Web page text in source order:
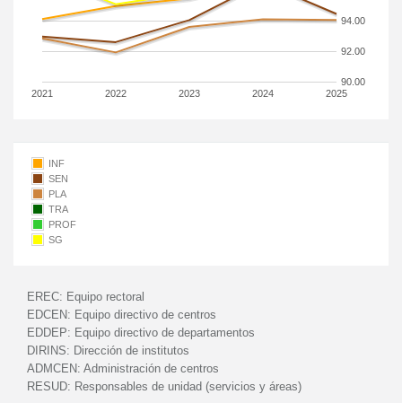
2021 2022 2023 2024 2025
90.00
92.00
94.00
INF
SEN
PLA
TRA
PROF
SG
EREC: Equipo rectoral
EDCEN: Equipo directivo de centros
EDDEP: Equipo directivo de departamentos
DIRINS: Dirección de institutos
ADMCEN: Administración de centros
RESUD: Responsables de unidad (servicios y áreas)